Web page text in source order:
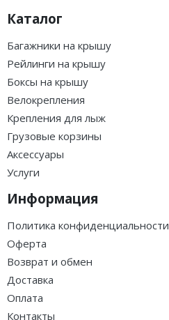
Каталог
Багажники на крышу
Рейлинги на крышу
Боксы на крышу
Велокрепления
Крепления для лыж
Грузовые корзины
Аксессуары
Услуги
Информация
Политика конфиденциальности
Оферта
Возврат и обмен
Доставка
Оплата
Контакты